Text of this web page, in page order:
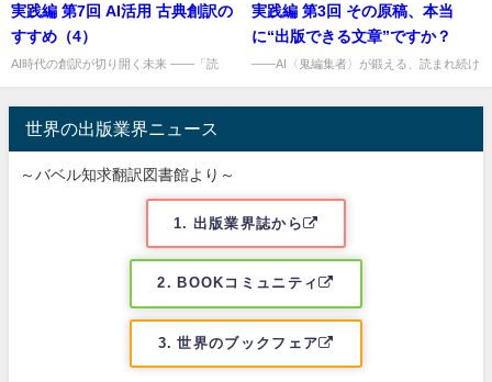
者と一度、夢の中で遭遇したような接点を
持ったことがありました。１...
人神だった天皇陛下は人間宣言を発布さ
れ、国民も主権を取り戻しまし...
実践編 第7回 AI活用 古典創訳の
すすめ（4）
AI時代の創訳が切り開く未来 ——「読
ません。 それは、古典を現...
実践編 第3回 その原稿、本当
に“出版できる文章”ですか？
――AI〈鬼編集者〉が鍛える、読まれ続け
世界の出版業界ニュース
～バベル知求翻訳図書館より～
1. 出版業界誌から
2. BOOKコミュニティ
3. 世界のブックフェア